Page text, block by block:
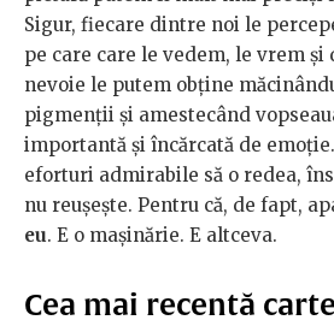
Sigur, fiecare dintre noi le
pe care care le vedem, le vrem și
nevoie le putem obține
pigmenții și amestecând
importantă și încărcată de
eforturi admirabile să o redea,
nu reușește. Pentru că, de fapt,
eu. E o mașinărie. E altceva.
Cea mai recentă